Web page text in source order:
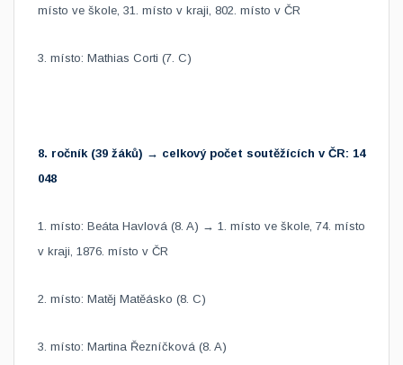
místo ve škole, 31. místo v kraji, 802. místo v ČR
3. místo: Mathias Corti (7. C)
8. ročník (39 žáků) → celkový počet soutěžících v ČR: 14
048
1. místo: Beáta Havlová (8. A) → 1. místo ve škole, 74. místo
v kraji, 1876. místo v ČR
2. místo: Matěj Matěásko (8. C)
3. místo: Martina Řezníčková (8. A)